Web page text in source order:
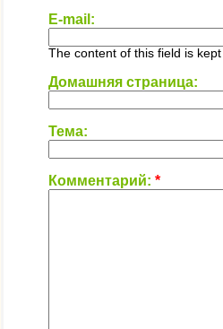
E-mail:
The content of this field is
Домашняя страница:
Тема:
Комментарий: *